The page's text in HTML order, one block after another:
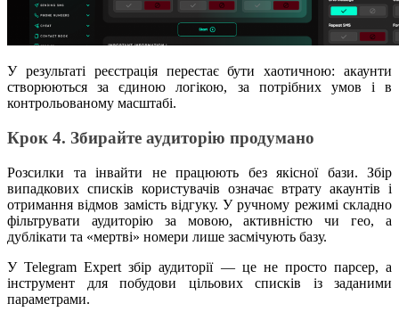
У результаті реєстрація перестає бути хаотичною: акаунти
створюються за єдиною логікою, за потрібних умов і в
контрольованому масштабі.
Крок 4. Збирайте аудиторію продумано
Розсилки та інвайти не працюють без якісної бази. Збір
випадкових списків користувачів означає втрату акаунтів і
отримання відмов замість відгуку. У ручному режимі складно
фільтрувати аудиторію за мовою, активністю чи гео, а
дублікати та «мертві» номери лише засмічують базу.
У Telegram Expert збір аудиторії — це не просто парсер, а
інструмент для побудови цільових списків із заданими
параметрами.